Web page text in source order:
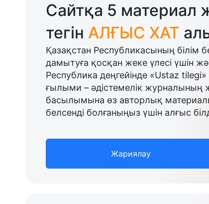
Сайтқа 5 материал
тегін АЛҒЫС ХАТ
Қазақстан Республикасының білім
дамытуға қосқан жеке үлесі үшін
Республика деңгейінде «Ustaz
ғылыми – әдістемелік журналының
басылымына өз авторлық
белсенді болғаныңыз үшін алғыс
Жариялау